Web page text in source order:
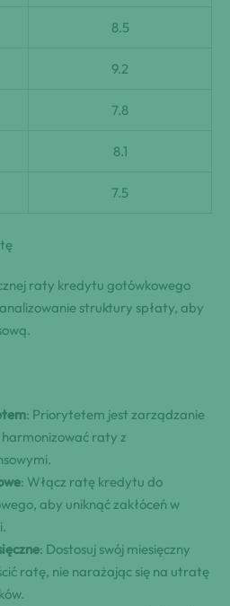
8.5
9.2
7.8
8.1
7.5
raty kredytu gotówkowego
struktury spłaty, aby
: Priorytetem jest zarządzanie
raty z
: Włącz ratę kredytu do
aby uniknąć zakłóceń w
: Dostosuj swój miesięczny
ratę, nie narażając się na utratę